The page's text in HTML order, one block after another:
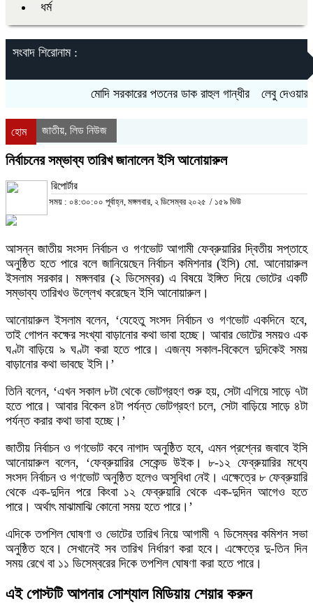
ধর্ম
সংবাদ শিরোনাম :
মোদি সরকারের পতনের ডাক রাহুল গান্ধীর লেবু দেওয়ার
হোম জাতীয়, লিড নিউজ
নির্বাচনের সম্ভাব্য তারিখ জানালেন ইসি আনোয়ারুল
রিপোর্টার
সময় : ০৪:৩০:০০ পূর্বাহ্ন, মঙ্গলবার, ২ ডিসেম্বর ২০২৫ / ১৫৯ ভিউ
আসন্ন জাতীয় সংসদ নির্বাচন ও গণভোট আগামী ফেব্রুয়ারির দ্বিতীয় সপ্তাহে
অনুষ্ঠিত হতে পারে বলে জানিয়েছেন নির্বাচন কমিশনার (ইসি) মো. আনোয়ারুল
ইসলাম সরকার। মঙ্গলবার (২ ডিসেম্বর) এ বিষয়ে ইঙ্গিত দিয়ে ভোটের একটি
সম্ভাব্য তারিখও উল্লেখ করেছেন ইসি আনোয়ারুল।
আনোয়ারুল ইসলাম বলেন, ‘যেহেতু সংসদ নির্বাচন ও গণভোট একদিনে হবে,
তাই গোপন কক্ষের সংখ্যা বাড়ানোর কথা ভাবা হচ্ছে। আবার ভোটের সময়ও এক
ঘণ্টা বাড়িয়ে ৯ ঘণ্টা করা হতে পারে। এজন্য সকাল-বিকেলে দুদিকেই সময়
বাড়ানোর কথা ভাবছে ইসি।’
তিনি বলেন, ‘এখন সকাল ৮টা থেকে ভোটগ্রহণ শুরু হয়, সেটা এগিয়ে সাড়ে ৭টা
হতে পারে। আবার বিকেল ৪টা পর্যন্ত ভোটগ্রহণ চলে, সেটা বাড়িয়ে সাড়ে ৪টা
পর্যন্ত করার কথা ভাবা হচ্ছে।’
জাতীয় নির্বাচন ও গণভোট কবে নাগাদ অনুষ্ঠিত হবে, এমন প্রশ্নের জবাবে ইসি
আনোয়ারুল বলেন, ‘ফেব্রুয়ারির সেকেন্ড উইক। ৮-১২ ফেব্রুয়ারির মধ্যে
সংসদ নির্বাচন ও গণভোট অনুষ্ঠিত হলেও অসুবিধা নেই। এক্ষেত্রে ৮ ফেব্রুয়ারি
থেকে এক-দুদিন পরে কিংবা ১২ ফেব্রুয়ারি থেকে এক-দুদিন আগেও হতে
পারে। অর্থাৎ মাঝামাঝি কোনো সময় হতে পারে।’
এদিকে তপশিল ঘোষণা ও ভোটের তারিখ নিয়ে আগামী ৭ ডিসেম্বর কমিশন সভা
অনুষ্ঠিত হবে। সেখানেই সব তারিখ নির্ধারণ করা হবে। এক্ষেত্রে দু-তিন দিন
সময় রেখে বা ১১ ডিসেম্বরের দিকে তপশিল ঘোষণা করা হতে পারে।
এই পোস্টটি আপনার সোশ্যাল মিডিয়ায় শেয়ার করুন